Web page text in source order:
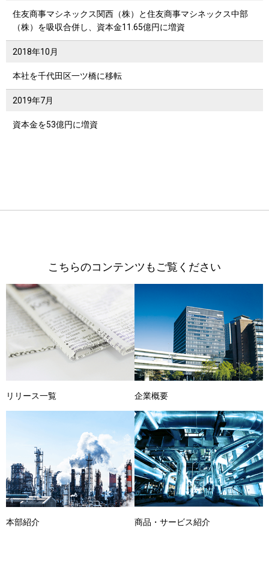
住友商事マシネックス関西（株）と住友商事マシネックス中部
（株）を吸収合併し、資本金11.65億円に増資
2018年10月
本社を千代田区一ツ橋に移転
2019年7月
資本金を53億円に増資
こちらのコンテンツもご覧ください
リリース一覧 企業概要
本部紹介 商品・サービス紹介